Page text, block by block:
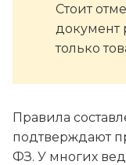
Стоит
документ
только
Правила
подтверждают
ФЗ. У многих